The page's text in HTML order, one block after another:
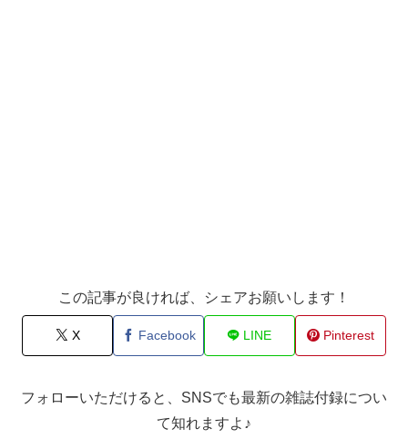
この記事が良ければ、シェアお願いします！
X Facebook LINE Pinterest
フォローいただけると、SNSでも最新の雑誌付録につい
て知れますよ♪